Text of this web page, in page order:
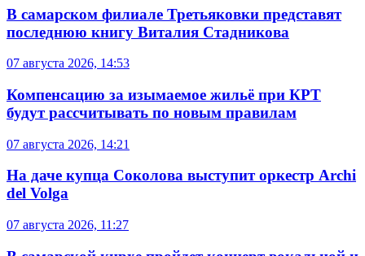
В самарском филиале Третьяковки представят
последнюю книгу Виталия Стадникова
07 августа 2026, 14:53
Компенсацию за изымаемое жильё при КРТ
будут рассчитывать по новым правилам
07 августа 2026, 14:21
На даче купца Соколова выступит оркестр Archi
del Volga
07 августа 2026, 11:27